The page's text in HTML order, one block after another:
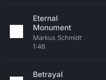
Eternal
Monument
Markus Schmidt
1:48
Betrayal